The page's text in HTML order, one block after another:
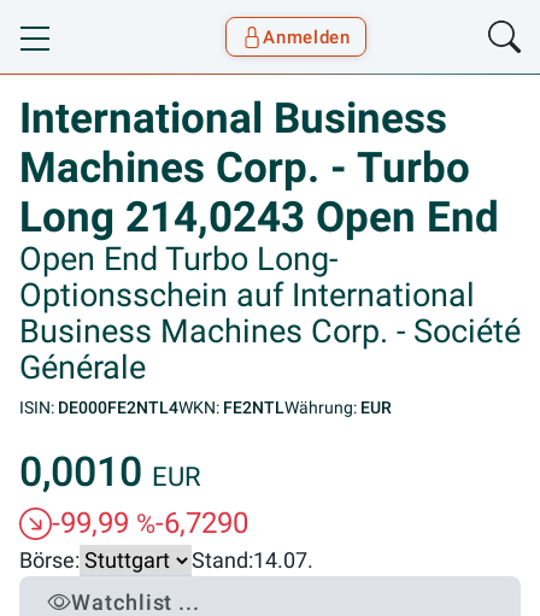
Toggle navigation
Anmelden
International Business
Machines Corp. - Turbo
Long 214,0243 Open End
Open End Turbo Long-
Optionsschein auf International
Business Machines Corp. - Société
Générale
ISIN: DE000FE2NTL4WKN: FE2NTLWährung: EUR
0,0010 EUR
-99,99 %-6,7290
Börse: Stand:14.07.
Watchlist ...